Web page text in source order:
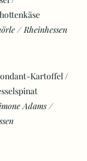
/ Rheinhessen
Kartoffel /
Adams /